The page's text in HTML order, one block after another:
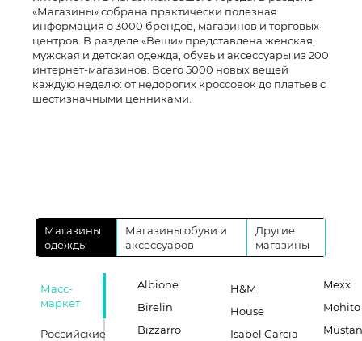
«Магазины» собрана практически полезная
информация о 3000 брендов, магазинов и торговых
центров. В разделе «Вещи» представлена женская,
мужская и детская одежда, обувь и аксессуары из 200
интернет-магазинов. Всего 5000 новых вещей
каждую неделю: от недорогих кроссовок до платьев с
шестизначными ценниками.
Магазины
одежды
Магазины обуви и
аксессуаров
Другие
магазины
Масс-
маркет
Российские
Albione
Birelin
Bizzarro
H&M
House
Isabel Garcia
Mexx
Mohito